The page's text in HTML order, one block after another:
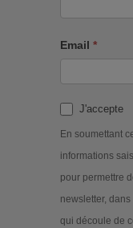
Email *
J'accepte
En soumettant
informations
pour permettre
newsletter,
qui découle de